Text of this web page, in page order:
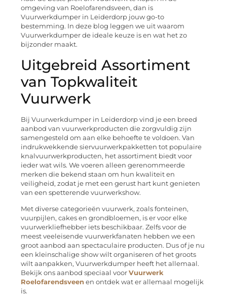
omgeving van Roelofarendsveen, dan is
Vuurwerkdumper in Leiderdorp jouw go-to
bestemming. In deze blog leggen we uit waarom
Vuurwerkdumper de ideale keuze is en wat het zo
bijzonder maakt.
Uitgebreid Assortiment
van Topkwaliteit
Vuurwerk
Bij Vuurwerkdumper in Leiderdorp vind je een breed
aanbod van vuurwerkproducten die zorgvuldig zijn
samengesteld om aan elke behoefte te voldoen. Van
indrukwekkende siervuurwerkpakketten tot populaire
knalvuurwerkproducten, het assortiment biedt voor
ieder wat wils. We voeren alleen gerenommeerde
merken die bekend staan om hun kwaliteit en
veiligheid, zodat je met een gerust hart kunt genieten
van een spetterende vuurwerkshow.
Met diverse categorieën vuurwerk, zoals fonteinen,
vuurpijlen, cakes en grondbloemen, is er voor elke
vuurwerkliefhebber iets beschikbaar. Zelfs voor de
meest veeleisende vuurwerkfanaten hebben we een
groot aanbod aan spectaculaire producten. Dus of je nu
een kleinschalige show wilt organiseren of het groots
wilt aanpakken, Vuurwerkdumper heeft het allemaal.
Bekijk ons aanbod speciaal voor Vuurwerk
Roelofarendsveen en ontdek wat er allemaal mogelijk
is.